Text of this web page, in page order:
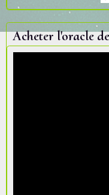
Acheter l'oracle